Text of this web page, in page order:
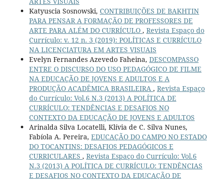
Katyuscia Sosnowski, CONTRIBUIÇÕES DE BAKHTIN
PARA PENSAR A FORMAÇÃO DE PROFESSORES DE
ARTE PARA ALÉM DO CURRÍCULO , Revista Espaço do
Currículo: v. 12 n. 3 (2019): POLÍTICAS E CURRÍCULO
NA LICENCIATURA EM ARTES VISUAIS
Evelyn Fernandes Azevedo Faheina, DESCOMPASSO
ENTRE O DISCURSO DO USO PEDAGÓGICO DE FILME
NA EDUCAÇÃO DE JOVENS E ADULTOS E A
PRODUÇÃO ACADÊMICA BRASILEIRA , Revista Espaço
do Currículo: Vol.6 N.3 (2013) A POLÍTICA DE
CURRÍCULO: TENDÊNCIAS E DESAFIOS NO
CONTEXTO DA EDUCAÇÃO DE JOVENS E ADULTOS
Arinalda Silva Locatelli, Klívia de C. Silva Nunes,
Fabíola A. Pereira, EDUCAÇÃO DO CAMPO NO ESTADO
DO TOCANTINS: DESAFIOS PEDAGÓGICOS E
CURRICULARES , Revista Espaço do Currículo: Vol.6
N.3 (2013) A POLÍTICA DE CURRÍCULO: TENDÊNCIAS
E DESAFIOS NO CONTEXTO DA EDUCAÇÃO DE